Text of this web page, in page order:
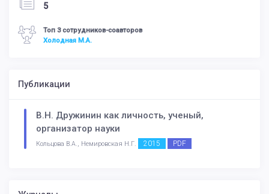
5
Топ 3 сотрудников-соавторов
Холодная М.А.
Публикации
В.Н. Дружинин как личность, ученый,
организатор науки
Кольцова В.А., Немировская Н.Г. 2015 PDF